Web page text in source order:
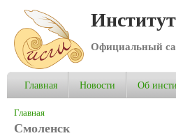
Официальный
Главная Новости Об
Вы здесь
Главная
Смоленск